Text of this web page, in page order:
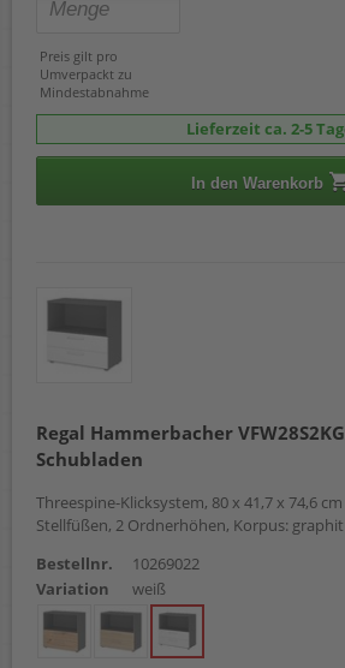
Preis gilt pro
Umverpackt zu
Mindestabnahme
Lieferzeit ca. 2-5
In den Warenkorb
Regal Hammerbacher
Schubladen
Threespine-Klicksystem, 80 x 41,7 x 74,6
Stellfüßen, 2 Ordnerhöhen, Korpus: graphit
Bestellnr.
10269022
Variation
weiß